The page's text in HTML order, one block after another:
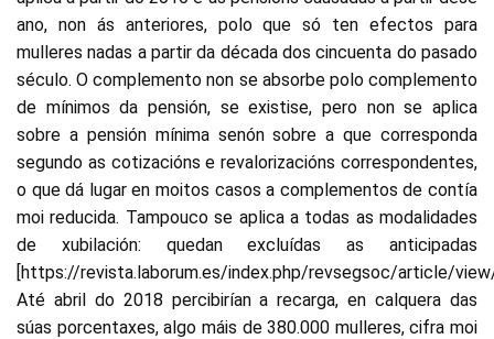
ano, non ás anteriores, polo que só ten efectos para
mulleres nadas a partir da década dos cincuenta do pasado
século. O complemento non se absorbe polo complemento
de mínimos da pensión, se existise, pero non se aplica
sobre a pensión mínima senón sobre a que corresponda
segundo as cotizacións e revalorizacións correspondentes,
o que dá lugar en moitos casos a complementos de contía
moi reducida. Tampouco se aplica a todas as modalidades
de xubilación: quedan excluídas as anticipadas
[https://revista.laborum.es/index.php/revsegsoc/article/
Até abril do 2018 percibirían a recarga, en calquera das
súas porcentaxes, algo máis de 380.000 mulleres, cifra moi